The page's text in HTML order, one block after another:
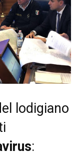
lodigiano
: